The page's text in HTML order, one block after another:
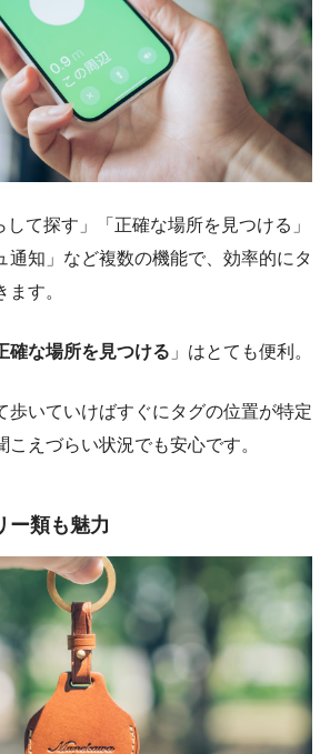
て探す」「正確な場所を見つける」
通知」など複数の機能で、効率的にタ
す。
確な場所を見つける 」はとても便利。
歩いていけばすぐにタグの位置が特定
こえづらい状況でも安心です。
ー類も魅力